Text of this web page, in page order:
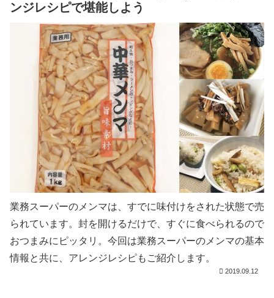
ンジレシピで堪能しよう
業務スーパーのメンマは、すでに味付けをされた状態で売
られています。封を開けるだけで、すぐに食べられるので
おつまみにピッタリ。今回は業務スーパーのメンマの基本
情報と共に、アレンジレシピもご紹介します。
2019.09.12